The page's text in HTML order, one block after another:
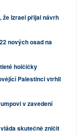
Izrael přijal návrh
nových osad na
holčičky
Palestinci vtrhli
v zavedení
skutečně zničit